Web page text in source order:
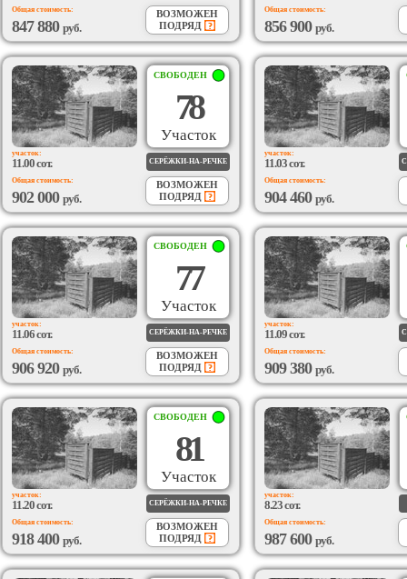
Общая стоимость:
847 880 руб.
ВОЗМОЖЕН
ПОДРЯД
Общая стоимость:
856 900 руб.
СВОБОДЕН
78
Участок
участок:
11.00 сот. СЕРЁЖКИ-НА-РЕЧКЕ
Общая стоимость:
902 000 руб.
ВОЗМОЖЕН
ПОДРЯД
участок:
11.03 сот.
Общая стоимость:
904 460 руб.
СВОБОДЕН
77
Участок
участок:
11.06 сот. СЕРЁЖКИ-НА-РЕЧКЕ
Общая стоимость:
906 920 руб.
ВОЗМОЖЕН
ПОДРЯД
участок:
11.09 сот.
Общая стоимость:
909 380 руб.
СВОБОДЕН
81
Участок
участок:
11.20 сот. СЕРЁЖКИ-НА-РЕЧКЕ
Общая стоимость:
918 400 руб.
ВОЗМОЖЕН
ПОДРЯД
участок:
8.23 сот.
Общая стоимость:
987 600 руб.